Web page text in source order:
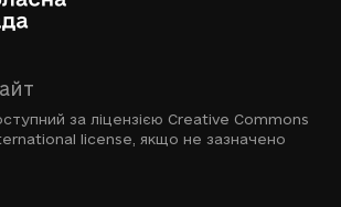
за ліцензією Creative Commons
license , якщо не зазначено